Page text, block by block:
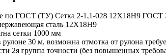
по ГОСТ (ТУ) Сетка 2-1,1-028 12Х18Н9 ГОСТ
сталь 12Х18Н9
сетки 1000 мм
рулоне 30 м, возможна отмотка от рулона
2я группа точности (без повышенных